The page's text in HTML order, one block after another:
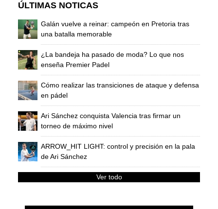
ÚLTIMAS NOTICAS
Galán vuelve a reinar: campeón en Pretoria tras
una batalla memorable
¿La bandeja ha pasado de moda? Lo que nos
enseña Premier Padel
Cómo realizar las transiciones de ataque y defensa
en pádel
Ari Sánchez conquista Valencia tras firmar un
torneo de máximo nivel
ARROW_HIT LIGHT: control y precisión en la pala
de Ari Sánchez
Ver todo